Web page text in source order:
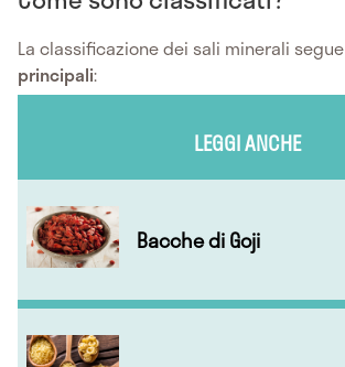
La classificazione dei sali minerali segue
principali:
LEGGI ANCHE
Bacche di Goji